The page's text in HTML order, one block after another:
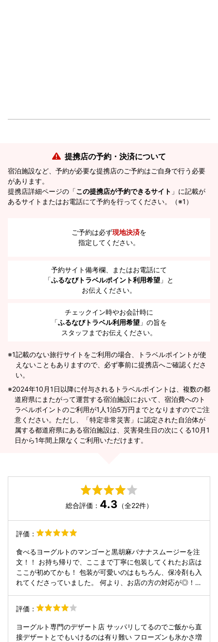
提携店の予約・決済について
宿泊施設など、予約が必要な提携店のご予約はご自身で行う必要
があります。
提携店詳細ページの「この提携店が予約できるサイト 」に記載が
あるサイトまたはお電話にて予約を行ってください。（※1）
ご予約は必ず現地決済を
指定してください。
予約サイト備考欄、またはお電話にて
「ふるなびトラベルポイント利用希望 」と
お伝えください。
チェックイン時やお会計時に
「ふるなびトラベル利用希望 」の旨を
スタッフまでお伝えください。
※1記載のない旅行サイトをご利用の場合、トラベルポイントが使
えないこともありますので、必ず事前に提携店へご確認くださ
い。
2024年10月1日以降に付与されるトラベルポイントは、複数の都
道府県にまたがって運営する宿泊施設において、宿泊費へのト
ラベルポイントのご利用が1人1泊5万円までとなりますのでご注
意ください。ただし、「特定非常災害」に認定された自治体が
属する都道府県にある宿泊施設は、災害発生日の次にくる10月1
日から1年間上限なくご利用いただけます。
総合評価： 4.3 （全22件）
評価：
食べるヨーグルトのマンゴーと黒胡麻バナナスムージーを注
文！！ お持ち帰りで、ここまで丁寧に包装してくれたお店は
ここが初めてかも！ 包装が可愛いのはもちろん、保冷剤も入
れてくださっていました。 何より、お店の方の対応が◎！！
酸味も無くとても食べやすいです！マンゴーソースもたっぷ
り！身体にとてもいいデザート！！ 絶対また行きます！
評価：
ヨーグルト専門のデザート店 サッパリしてるのでご飯から直
接デザートとでもいけるのは有り難い フローズンも氷かさ増